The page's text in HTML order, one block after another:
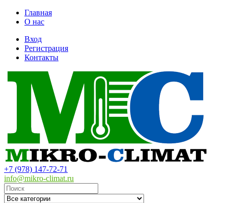
Главная
О нас
Вход
Регистрация
Контакты
+7 (978) 147-72-71
info@mikro-climat.ru